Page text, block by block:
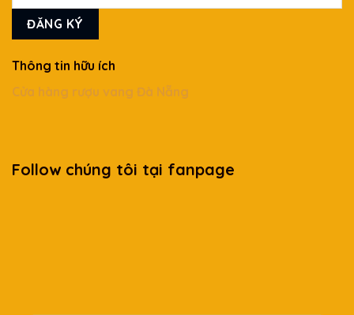
Thông tin hữu ích
Cửa hàng rượu vang Đà Nẵng
Follow chúng tôi tại fanpage